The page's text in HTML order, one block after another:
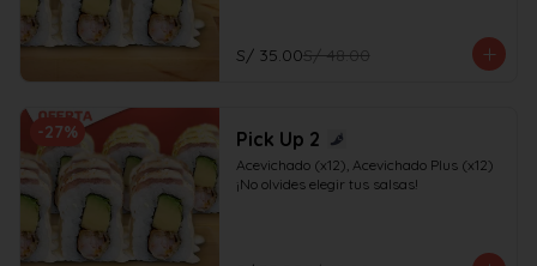
S/ 35.00S/ 48.00
-27% Pick Up 2
Acevichado (x12), Acevichado Plus (x12)
¡No olvides elegir tus salsas!